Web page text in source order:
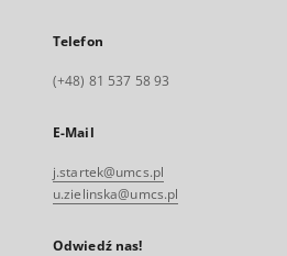
Telefon
(+48) 81 537 58 93
E-Mail
j.startek@umcs.pl
u.zielinska@umcs.pl
Odwiedź nas!